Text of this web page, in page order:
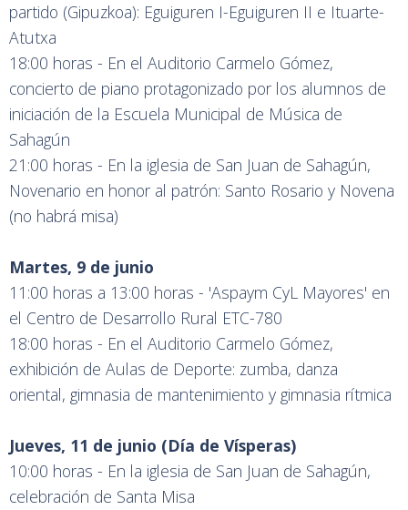
partido (Gipuzkoa): Eguiguren I-Eguiguren II e Ituarte-
Atutxa
18:00 horas - En el Auditorio Carmelo Gómez,
concierto de piano protagonizado por los alumnos de
iniciación de la Escuela Municipal de Música de
Sahagún
21:00 horas - En la iglesia de San Juan de Sahagún,
Novenario en honor al patrón: Santo Rosario y Novena
(no habrá misa)
Martes, 9 de junio
11:00 horas a 13:00 horas - 'Aspaym CyL Mayores' en
el Centro de Desarrollo Rural ETC-780
18:00 horas - En el Auditorio Carmelo Gómez,
exhibición de Aulas de Deporte: zumba, danza
oriental, gimnasia de mantenimiento y gimnasia rítmica
Jueves, 11 de junio (Día de Vísperas)
10:00 horas - En la iglesia de San Juan de Sahagún,
celebración de Santa Misa